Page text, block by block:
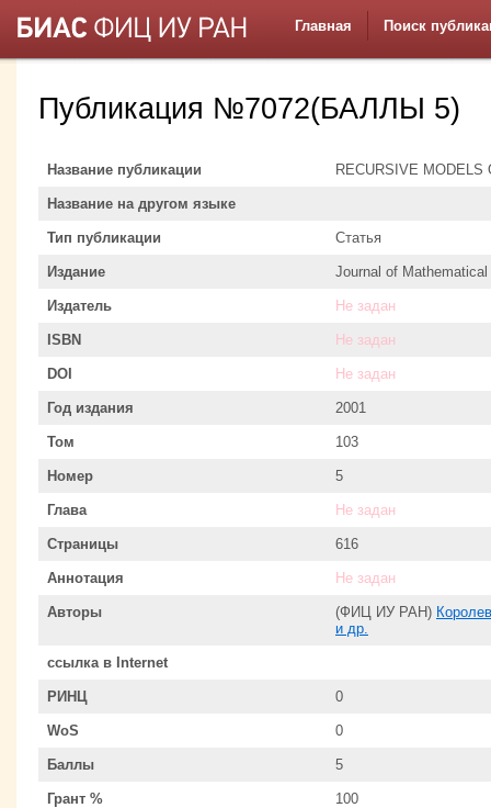
Главная Поиск
Публикация №7072(БАЛЛЫ 5)
Название публикации RECURSIVE MODELS
Название на другом языке
Тип публикации Статья
Издание Journal of
Издатель Не задан
ISBN Не задан
DOI Не задан
Год издания 2001
Том 103
Номер 5
Глава Не задан
Страницы 616
Аннотация Не задан
Авторы (ФИЦ ИУ РАН)
и др.
ссылка в Internet
РИНЦ 0
WoS 0
Баллы 5
Грант % 100